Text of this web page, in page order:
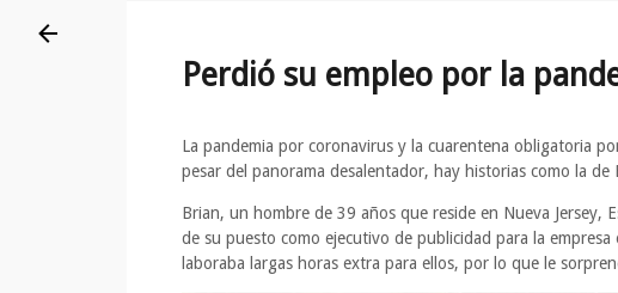
Perdió su empleo por la
La pandemia por coronavirus y la cuarentena obligatoria
pesar del panorama desalentador, hay historias como la
Brian, un hombre de 39 años que reside en Nueva Jersey,
de su puesto como ejecutivo de publicidad para la
laboraba largas horas extra para ellos, por lo que le